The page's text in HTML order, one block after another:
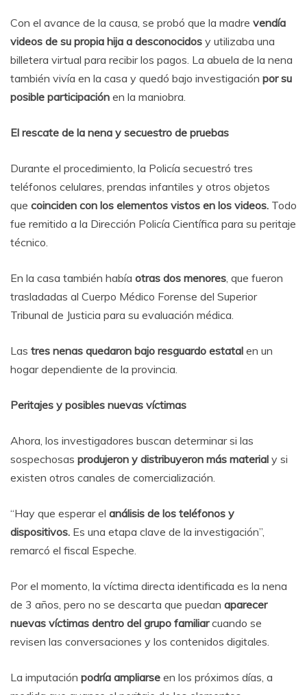
Con el avance de la causa, se probó que la madre vendía
videos de su propia hija a desconocidos y utilizaba una
billetera virtual para recibir los pagos. La abuela de la nena
también vivía en la casa y quedó bajo investigación por su
posible participación en la maniobra.
El rescate de la nena y secuestro de pruebas
Durante el procedimiento, la Policía secuestró tres
teléfonos celulares, prendas infantiles y otros objetos
que coinciden con los elementos vistos en los videos. Todo
fue remitido a la Dirección Policía Científica para su peritaje
técnico.
En la casa también había otras dos menores , que fueron
trasladadas al Cuerpo Médico Forense del Superior
Tribunal de Justicia para su evaluación médica.
Las tres nenas quedaron bajo resguardo estatal en un
hogar dependiente de la provincia.
Peritajes y posibles nuevas víctimas
Ahora, los investigadores buscan determinar si las
sospechosas produjeron y distribuyeron más material y si
existen otros canales de comercialización.
“Hay que esperar el análisis de los teléfonos y
dispositivos. Es una etapa clave de la investigación”,
remarcó el fiscal Espeche.
Por el momento, la víctima directa identificada es la nena
de 3 años, pero no se descarta que puedan aparecer
nuevas víctimas dentro del grupo familiarcuando se
revisen las conversaciones y los contenidos digitales.
La imputación podría ampliarse en los próximos días, a